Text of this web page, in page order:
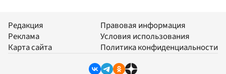
Редакция
Реклама
Карта сайта
Правовая информация
Условия использования
Политика конфиденциальности